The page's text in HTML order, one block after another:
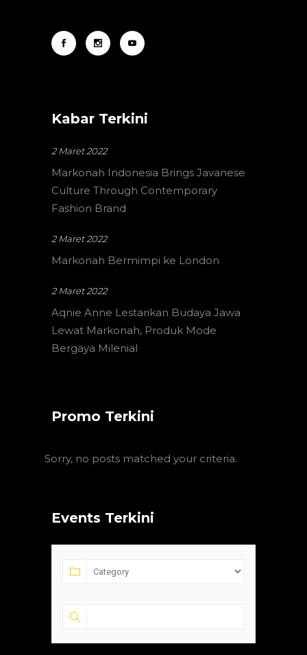
Kabar Terkini
2 Maret 2022
Markonah Indonesia Brings Javanese
Culture Through Contemporary
Fashion Brand
2 Maret 2022
Markonah Bermimpi ke London
2 Maret 2022
Aqnie Anne Lestarikan Budaya Jawa
Lewat Markonah, Produk Mode
Bergaya Milenial
Promo Terkini
Sorry, no posts matched your criteria.
Events Terkini